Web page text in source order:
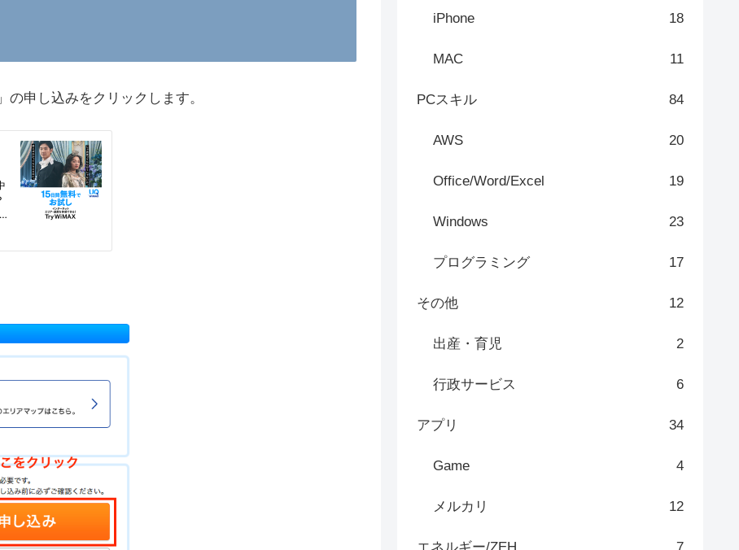
」の申し込みをクリックします。
iPhone 18
MAC 11
PCスキル 84
AWS 20
Office/Word/Excel 19
Windows 23
プログラミング 17
その他 12
出産・育児 2
行政サービス 6
アプリ 34
Game 4
メルカリ 12
エネルギー/ZEH 7